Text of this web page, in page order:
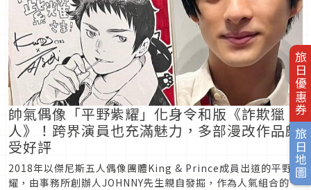
旅日優惠券
旅日地圖
帥氣偶像「平野紫耀」化身令和版《詐欺獵
人》！跨界演員也充滿魅力，多部漫改作品頗
受好評
2018年以傑尼斯五人偶像團體King & Prince成員出道的平野紫
耀，由事務所創辦人JOHNNY先生親自發掘，作為人氣組合的